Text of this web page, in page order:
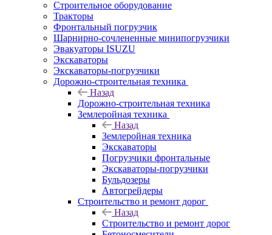
Строительное оборудование
Тракторы
Фронтальный погрузчик
Шарнирно-сочлененные минипогрузчики
Эвакуаторы ISUZU
Экскаваторы
Экскаваторы-погрузчики
Дорожно-строительная техника
Назад
Дорожно-строительная техника
Землеройная техника
Назад
Землеройная техника
Экскаваторы
Погрузчики фронтальные
Экскаваторы-погрузчики
Бульдозеры
Автогрейдеры
Строительство и ремонт дорог
Назад
Строительство и ремонт дорог